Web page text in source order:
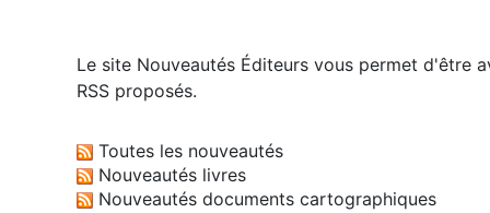
Le site Nouveautés Éditeurs vous permet d'être
RSS proposés.
Toutes les nouveautés
Nouveautés livres
Nouveautés documents cartographiques